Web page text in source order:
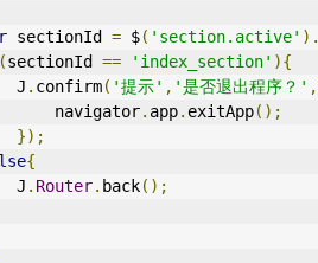
sectionId = $( 'section.active' ).
sectionId == 'index_section' ){
                J
. confirm( '提示' , '是否退出程序？' ,
                    navigator
. app. exitApp();
});
{
                J
. Router. back();